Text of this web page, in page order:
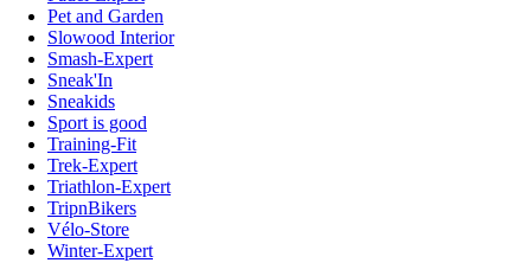
Pet and Garden
Slowood Interior
Smash-Expert
Sneak'In
Sneakids
Sport is good
Training-Fit
Trek-Expert
Triathlon-Expert
TripnBikers
Vélo-Store
Winter-Expert